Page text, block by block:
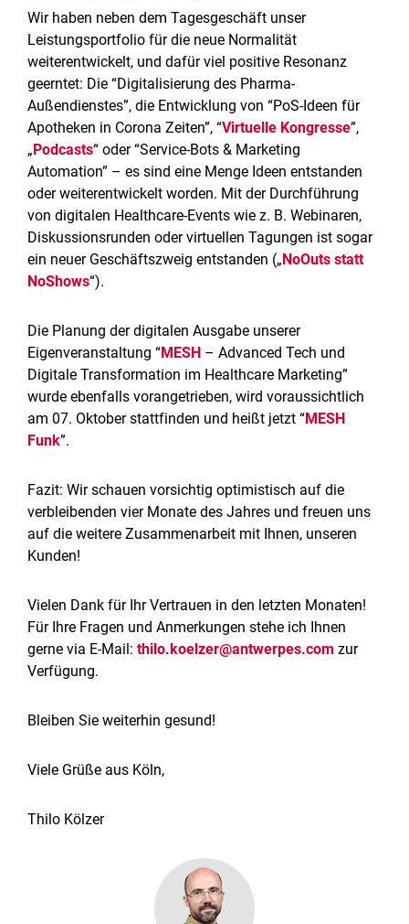
Wir haben neben dem Tagesgeschäft unser
Leistungsportfolio für die neue Normalität
weiterentwickelt, und dafür viel positive Resonanz
geerntet: Die “Digitalisierung des Pharma-
Außendienstes”, die Entwicklung von “PoS-Ideen für
Apotheken in Corona Zeiten”, “Virtuelle Kongresse”,
„Podcasts“ oder “Service-Bots & Marketing
Automation” – es sind eine Menge Ideen entstanden
oder weiterentwickelt worden. Mit der Durchführung
von digitalen Healthcare-Events wie z. B. Webinaren,
Diskussionsrunden oder virtuellen Tagungen ist sogar
ein neuer Geschäftszweig entstanden („NoOuts statt
NoShows“).
Die Planung der digitalen Ausgabe unserer
Eigenveranstaltung “MESH – Advanced Tech und
Digitale Transformation im Healthcare Marketing”
wurde ebenfalls vorangetrieben, wird voraussichtlich
am 07. Oktober stattfinden und heißt jetzt “MESH
Funk”.
Fazit: Wir schauen vorsichtig optimistisch auf die
verbleibenden vier Monate des Jahres und freuen uns
auf die weitere Zusammenarbeit mit Ihnen, unseren
Kunden!
Vielen Dank für Ihr Vertrauen in den letzten Monaten!
Für Ihre Fragen und Anmerkungen stehe ich Ihnen
gerne via E-Mail: thilo.koelzer@antwerpes.com zur
Verfügung.
Bleiben Sie weiterhin gesund!
Viele Grüße aus Köln,
Thilo Kölzer